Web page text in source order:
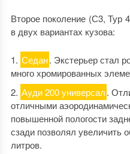
Второе поколение (С3, Тур
в двух вариантах кузова:
Седан. Экстерьер стал
много хромированных
Ауди 200 универсал.
отличными
повышенной пологости
сзади позволял увеличить
литров.